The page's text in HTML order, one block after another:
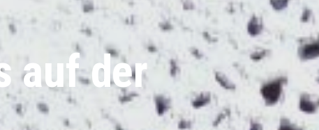
auf der